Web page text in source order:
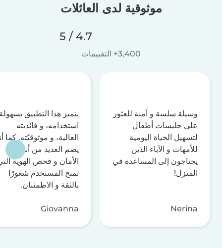
موثوقية لدى العائلات
4.7 / 5
3,400+ التقييمات
وسيلة سلسة و آمنة للعثور
على جليسات أطفال
لتسهيل الحياة اليومية
للأمهات و الآباء الذين
يحتاجون إلى المساعدة في
المنزل!
Nerina
يتميز هذا التطبيق
استخدامه، و فائديته
العالية، و موثوقيّته. كما
يضم العديد من أنظمة
الأمان و فحص الهوية
تمنح المستخدم شعورًا
بالثقة و الاطمئنان.
Giovanna